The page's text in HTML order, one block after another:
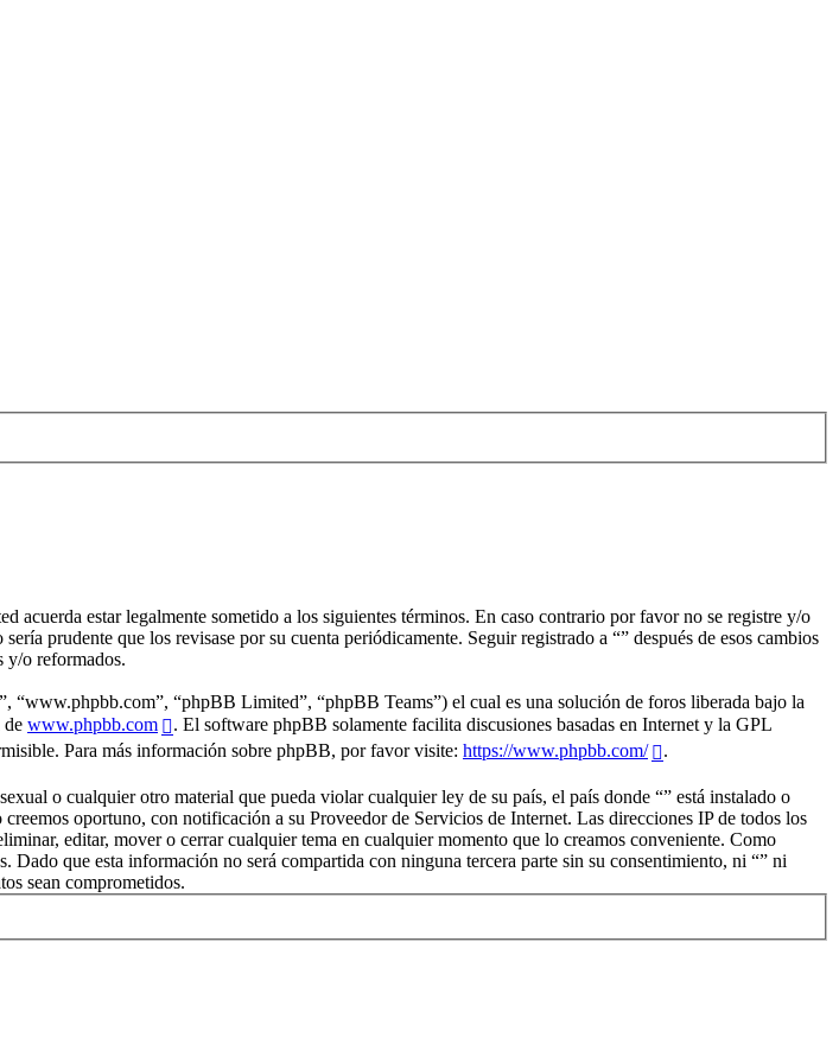
acuerda estar legalmente sometido a los siguientes términos. En caso contrario por favor no se registre y/o
prudente que los revisase por su cuenta periódicamente. Seguir registrado a “” después de esos cambios
y/o reformados.
“www.phpbb.com”, “phpBB Limited”, “phpBB Teams”) el cual es una solución de foros liberada bajo la
de www.phpbb.com
. El software phpBB solamente facilita discusiones basadas en Internet y la GPL
Para más información sobre phpBB, por favor visite: https://www.phpbb.com/ .
o cualquier otro material que pueda violar cualquier ley de su país, el país donde “” está instalado o
oportuno, con notificación a su Proveedor de Servicios de Internet. Las direcciones IP de todos los
editar, mover o cerrar cualquier tema en cualquier momento que lo creamos conveniente. Como
que esta información no será compartida con ninguna tercera parte sin su consentimiento, ni “” ni
sean comprometidos.